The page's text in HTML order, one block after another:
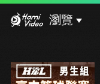
瀏覽